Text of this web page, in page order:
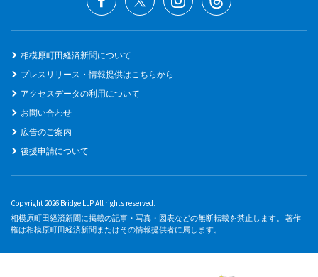
相模原町田経済新聞について
プレスリリース・情報提供はこちらから
アクセスデータの利用について
お問い合わせ
広告のご案内
後援申請について
Copyright 2026 Bridge LLP All rights reserved.
相模原町田経済新聞に掲載の記事・写真・図表などの無断転載を禁止します。 著作
権は相模原町田経済新聞またはその情報提供者に属します。